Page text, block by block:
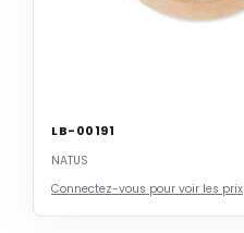
LB-00191
NATUS
Connectez-vous pour voir les prix